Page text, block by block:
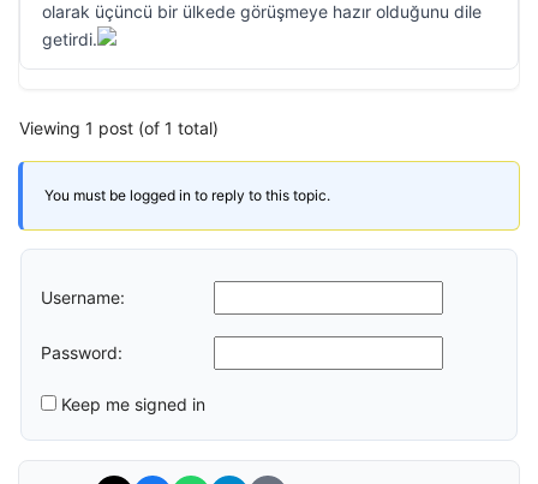
olarak üçüncü bir ülkede görüşmeye hazır olduğunu dile
getirdi.
Viewing 1 post (of 1 total)
You must be logged in to reply to this topic.
Username:
Password:
Keep me signed in